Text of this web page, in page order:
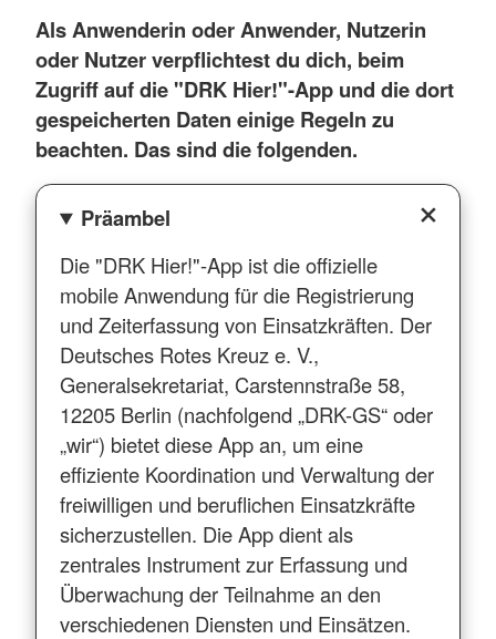
Als Anwenderin oder Anwender, Nutzerin
oder Nutzer verpflichtest du dich, beim
Zugriff auf die "DRK Hier!"-App und die dort
gespeicherten Daten einige Regeln zu
beachten. Das sind die folgenden.
Präambel
Die "DRK Hier!"-App ist die offizielle
mobile Anwendung für die Registrierung
und Zeiterfassung von Einsatzkräften. Der
Deutsches Rotes Kreuz e. V.,
Generalsekretariat, Carstennstraße 58,
12205 Berlin (nachfolgend „DRK-GS“ oder
„wir“) bietet diese App an, um eine
effiziente Koordination und Verwaltung der
freiwilligen und beruflichen Einsatzkräfte
sicherzustellen. Die App dient als
zentrales Instrument zur Erfassung und
Überwachung der Teilnahme an den
verschiedenen Diensten und Einsätzen.